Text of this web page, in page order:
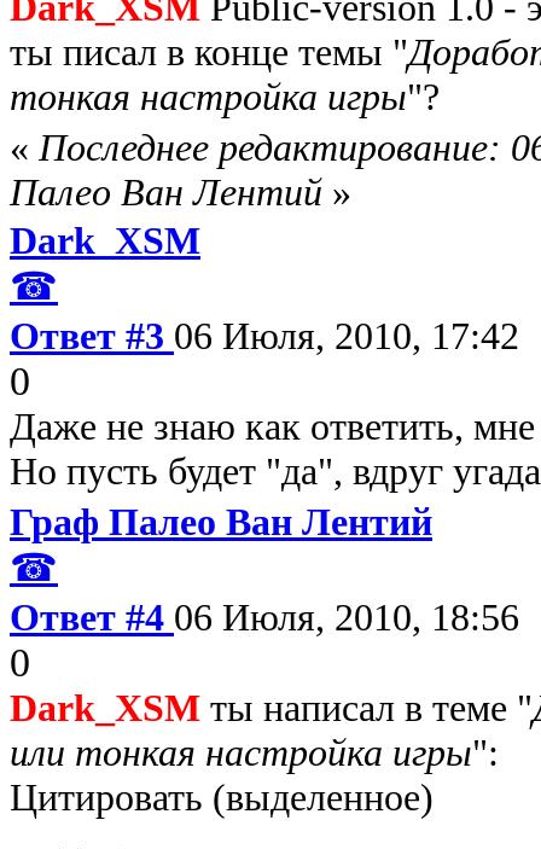
ты писал в конце темы "
тонкая настройка игры"?
« Последнее редактирование:
Палео Ван Лентий »
Dark_XSM
☎
Ответ #3 06 Июля, 2010, 17:42
0
Даже не знаю как ответить,
Но пусть будет "да", вдруг
Граф Палео Ван Лентий
☎
Ответ #4 06 Июля, 2010, 18:56
0
Dark_XSM ты написал в теме "
или тонкая настройка игры":
Цитировать (выделенное)